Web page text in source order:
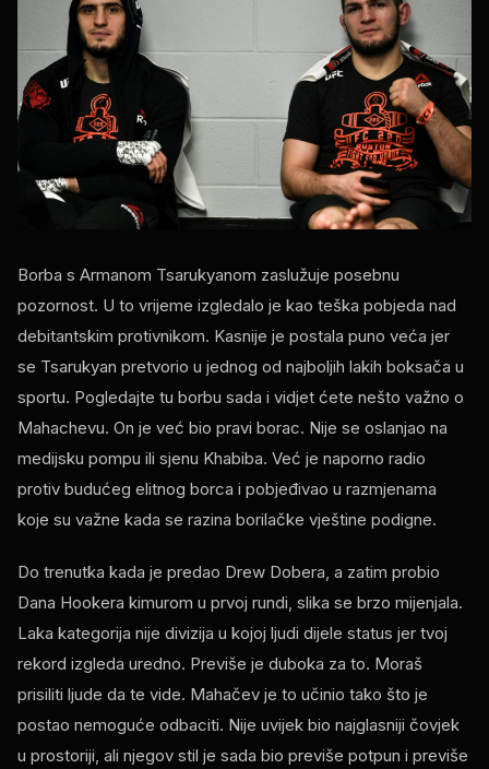
Borba s Armanom Tsarukyanom zaslužuje posebnu
pozornost. U to vrijeme izgledalo je kao teška pobjeda nad
debitantskim protivnikom. Kasnije je postala puno veća jer
se Tsarukyan pretvorio u jednog od najboljih lakih boksača u
sportu. Pogledajte tu borbu sada i vidjet ćete nešto važno o
Mahachevu. On je već bio pravi borac. Nije se oslanjao na
medijsku pompu ili sjenu Khabiba. Već je naporno radio
protiv budućeg elitnog borca ​​i pobjeđivao u razmjenama
koje su važne kada se razina borilačke vještine podigne.
Do trenutka kada je predao Drew Dobera, a zatim probio
Dana Hookera kimurom u prvoj rundi, slika se brzo mijenjala.
Laka kategorija nije divizija u kojoj ljudi dijele status jer tvoj
rekord izgleda uredno. Previše je duboka za to. Moraš
prisiliti ljude da te vide. Mahačev je to učinio tako što je
postao nemoguće odbaciti. Nije uvijek bio najglasniji čovjek
u prostoriji, ali njegov stil je sada bio previše potpun i previše